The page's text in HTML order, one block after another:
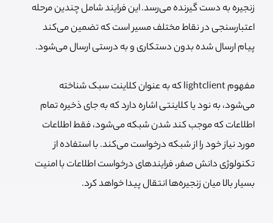
زنجیره به دست گیرنده می‌رسد.این فرایند شامل چندین مرحله
اعتبارسنجی در نقاط مختلف مسیر است که تضمین می‌کند
پیام ارسال شده بدون دستکاری و به درستی ارسال می‌شود.
مفهوم lightclient که به عنوان کلاینت سبک شناخته
می‌شود، به نود یا کلاینتی اشاره دارد که به جای ذخیره تمام
اطلاعات که موجب کند شدن شبکه می‌شود، فقط اطلاعات
مورد نیاز خود را از شبکه درخواست می‌کند. با استفاده از
تکنولوژی دانش صفر، فرایندهای درخواست اطلاعات با امنیت
بسیار بالا میان زنجیره‌ها انتقال پیدا خواهد کرد.